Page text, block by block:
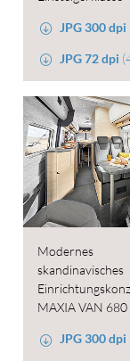
JPG 300 dpi
JPG 72 dpi
Modernes
skandinavisches
MAXIA VAN 680
JPG 300 dpi